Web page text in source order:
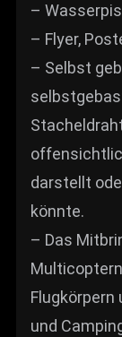
–
– Flyer,
– Selbst
darstellt
könnte.
– Das
und